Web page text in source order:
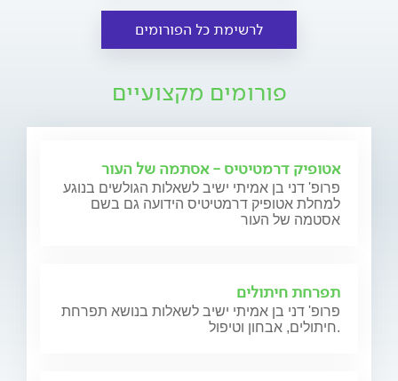
לרשימת כל הפורומים
פורומים מקצועיים
אטופיק דרמטיטיס - אסתמה של העור
פרופ' דני בן אמיתי ישיב לשאלות הגולשים בנוגע
למחלת אטופיק דרמטיטיס הידועה גם בשם
אסטמה של העור
תפרחת חיתולים
פרופ' דני בן אמיתי ישיב לשאלות בנושא תפרחת
חיתולים, אבחון וטיפול.